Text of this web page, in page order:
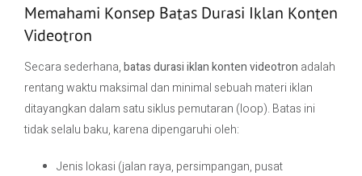
Memahami Konsep Batas Durasi Iklan Konten
Videotron
Secara sederhana,batas durasi iklan konten videotron adalah
rentang waktu maksimal dan minimal sebuah materi iklan
ditayangkan dalam satu siklus pemutaran (loop). Batas ini
tidak selalu baku, karena dipengaruhi oleh:
Jenis lokasi (jalan raya, persimpangan, pusat